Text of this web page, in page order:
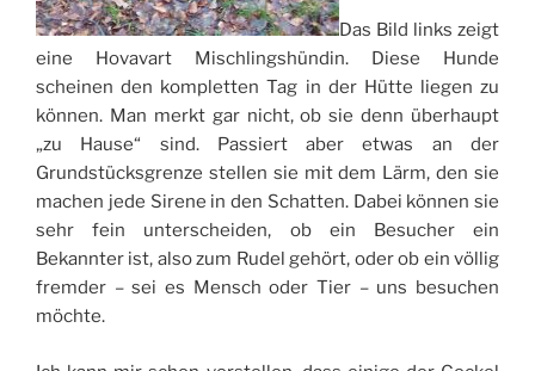
Das Bild links zeigt
eine Hovavart Mischlingshündin. Diese Hunde
scheinen den kompletten Tag in der Hütte liegen zu
können. Man merkt gar nicht, ob sie denn überhaupt
„zu Hause“ sind. Passiert aber etwas an der
Grundstücksgrenze stellen sie mit dem Lärm, den sie
machen jede Sirene in den Schatten. Dabei können sie
sehr fein unterscheiden, ob ein Besucher ein
Bekannter ist, also zum Rudel gehört, oder ob ein völlig
fremder – sei es Mensch oder Tier – uns besuchen
möchte.